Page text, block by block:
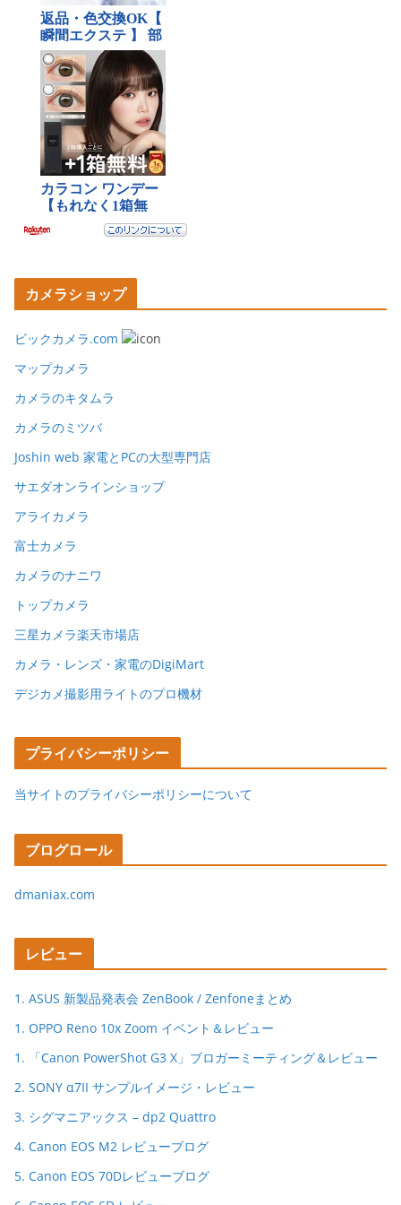
カメラショップ
ビックカメラ.com
マップカメラ
カメラのキタムラ
カメラのミツバ
Joshin web 家電とPCの大型専門店
サエダオンラインショップ
アライカメラ
富士カメラ
カメラのナニワ
トップカメラ
三星カメラ楽天市場店
カメラ・レンズ・家電のDigiMart
デジカメ撮影用ライトのプロ機材
プライバシーポリシー
当サイトのプライバシーポリシーについて
ブログロール
dmaniax.com
レビュー
1. ASUS 新製品発表会 ZenBook / Zenfoneまとめ
1. OPPO Reno 10x Zoom イベント＆レビュー
1. 「Canon PowerShot G3 X」ブロガーミーティング＆レビュー
2. SONY α7II サンプルイメージ・レビュー
3. シグマニアックス – dp2 Quattro
4. Canon EOS M2 レビューブログ
5. Canon EOS 70Dレビューブログ